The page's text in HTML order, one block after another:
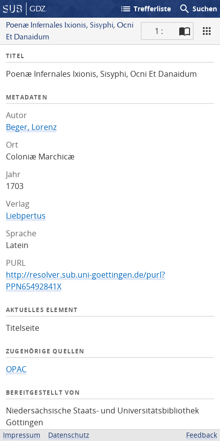
GDZ list Trefferliste search Suchen
Poenæ Infernales Ixionis, Sisyphi, Ocni
Et Danaidum
1 :
I
f
TITEL
Poenæ Infernales Ixionis, Sisyphi, Ocni Et Danaidum
METADATEN
Autor
Beger, Lorenz
Ort
Coloniæ Marchicæ
Jahr
1703
Verlag
Liebpertus
Sprache
Latein
PURL
http://resolver.sub.uni-goettingen.de/purl?
PPN65492841X
AKTUELLES ELEMENT
Titelseite
ZUGEHÖRIGE QUELLEN
OPAC
BEREITGESTELLT VON
Niedersächsische Staats- und Universitätsbibliothek
Göttingen
Impressum Datenschutz Feedback